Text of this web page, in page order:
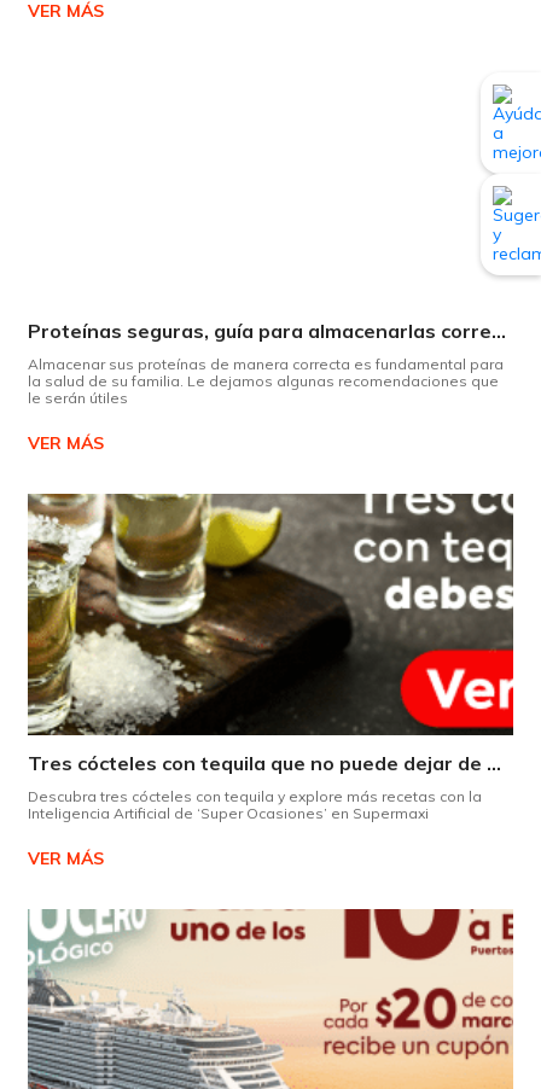
VER MÁS
Proteínas seguras, guía para almacenarlas correctamente Copiar
Almacenar sus proteínas de manera correcta es fundamental para
la salud de su familia. Le dejamos algunas recomendaciones que
le serán útiles
VER MÁS
Tres cócteles con tequila que no puede dejar de probar gracias a nuestra IA.
Descubra tres cócteles con tequila y explore más recetas con la
Inteligencia Artificial de ‘Super Ocasiones’ en Supermaxi
VER MÁS